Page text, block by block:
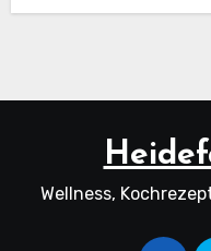
Wellness,